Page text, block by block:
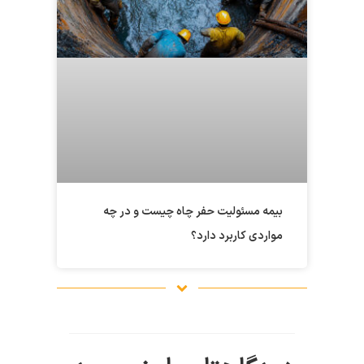
بیمه مسئولیت حفر چاه چیست و در چه
مواردی کاربرد دارد؟